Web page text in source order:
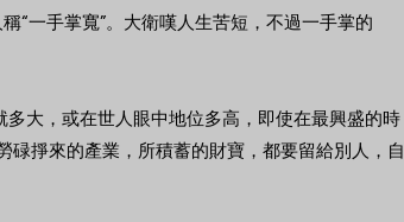
“一手掌寬”。大衛嘆人生苦短，不過一手掌的
大，或在世人眼中地位多高，即使在最興盛的時
掙來的產業，所積蓄的財寶，都要留給別人，自